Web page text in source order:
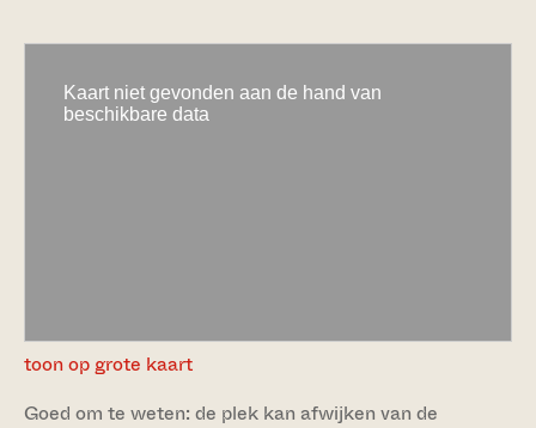
toon op grote kaart
Goed om te weten: de plek kan afwijken van de